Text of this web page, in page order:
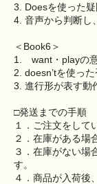
3. Doesを使った疑
4. 音声から判断し
＜Book6＞
1. want・playの意
2. doesn’tを使っ
3. 進行形が表す動
□発送までの手順
１．ご注文をして
２．在庫がある場
３．在庫がない場
す。
４．商品が入荷後